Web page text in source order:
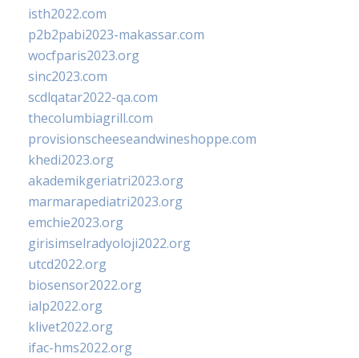
isth2022.com
p2b2pabi2023-makassar.com
wocfparis2023.org
sinc2023.com
scdlqatar2022-qa.com
thecolumbiagrill.com
provisionscheeseandwineshoppe.com
khedi2023.org
akademikgeriatri2023.org
marmarapediatri2023.org
emchie2023.org
girisimselradyoloji2022.org
utcd2022.org
biosensor2022.org
ialp2022.org
klivet2022.org
ifac-hms2022.org